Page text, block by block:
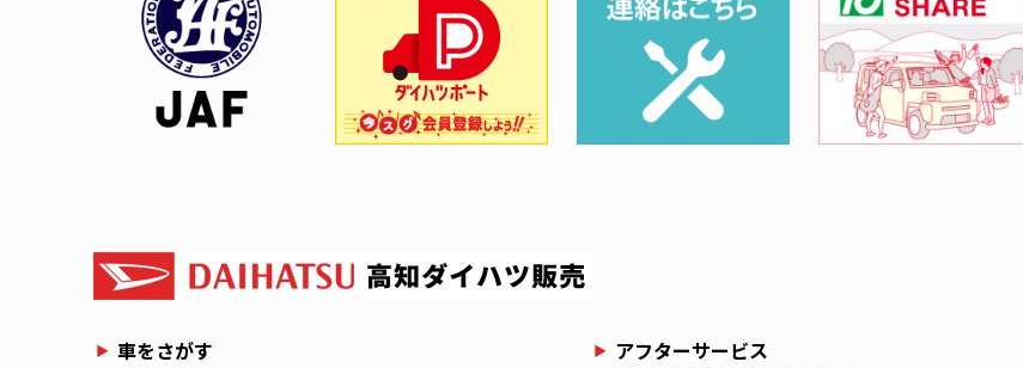
車をさがす
アフターサービス